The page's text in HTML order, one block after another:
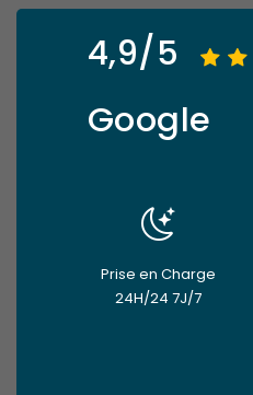
4,9/5
Google
Prise en Charge
24H/24 7J/7